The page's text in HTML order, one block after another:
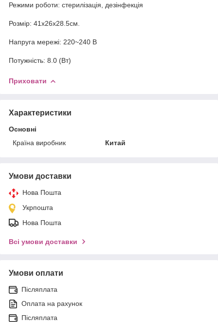
Режими роботи: стерилізація, дезінфекція
Розмір: 41х26х28.5см.
Напруга мережі: 220~240 В
Потужність: 8.0 (Вт)
Приховати
Характеристики
Основні
Країна виробник
Китай
Умови доставки
Нова Пошта
Укрпошта
Нова Пошта
Всі умови доставки
Умови оплати
Післяплата
Оплата на рахунок
Післяплата